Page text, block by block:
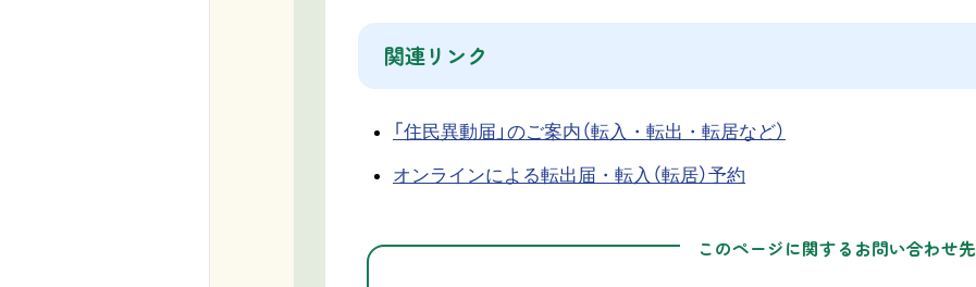
関連リンク
「住民異動届」のご案内（転入・転出・転居など）
オンラインによる転出届・転入（転居）予約
このページに関するお問い合わせ先